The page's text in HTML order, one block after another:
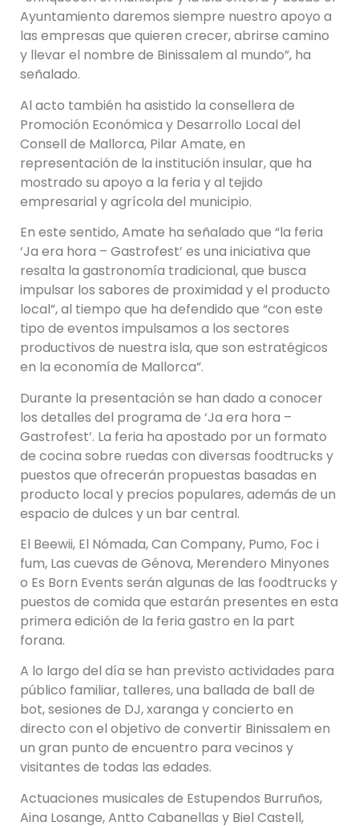
Ayuntamiento daremos siempre nuestro apoyo a
las empresas que quieren crecer, abrirse camino
y llevar el nombre de Binissalem al mundo”, ha
señalado.
Al acto también ha asistido la consellera de
Promoción Económica y Desarrollo Local del
Consell de Mallorca, Pilar Amate, en
representación de la institución insular, que ha
mostrado su apoyo a la feria y al tejido
empresarial y agrícola del municipio.
En este sentido, Amate ha señalado que “la feria
‘Ja era hora – Gastrofest’ es una iniciativa que
resalta la gastronomía tradicional, que busca
impulsar los sabores de proximidad y el producto
local”, al tiempo que ha defendido que “con este
tipo de eventos impulsamos a los sectores
productivos de nuestra isla, que son estratégicos
en la economía de Mallorca”.
Durante la presentación se han dado a conocer
los detalles del programa de ‘Ja era hora –
Gastrofest’. La feria ha apostado por un formato
de cocina sobre ruedas con diversas foodtrucks y
puestos que ofrecerán propuestas basadas en
producto local y precios populares, además de un
espacio de dulces y un bar central.
El Beewii, El Nómada, Can Company, Pumo, Foc i
fum, Las cuevas de Génova, Merendero Minyones
o Es Born Events serán algunas de las foodtrucks y
puestos de comida que estarán presentes en esta
primera edición de la feria gastro en la part
forana.
A lo largo del día se han previsto actividades para
público familiar, talleres, una ballada de ball de
bot, sesiones de DJ, xaranga y concierto en
directo con el objetivo de convertir Binissalem en
un gran punto de encuentro para vecinos y
visitantes de todas las edades.
Actuaciones musicales de Estupendos Burruños,
Aina Losange, Antto Cabanellas y Biel Castell,